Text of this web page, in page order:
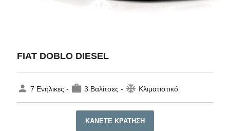
FIAT DOBLO DIESEL
person 7 Ενήλικες - work 3 Βαλίτσες - ac_unit Κλιματιστικό
ΚΆΝΕΤΕ ΚΡΆΤΗΣΗ